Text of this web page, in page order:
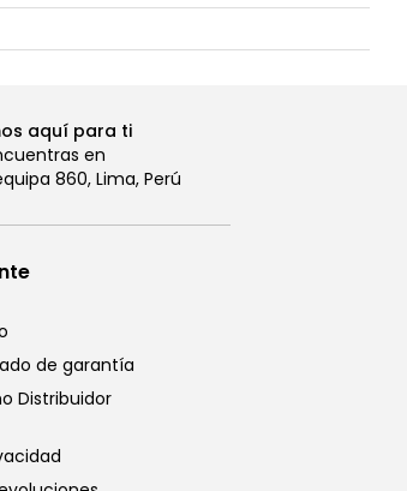
aquí para ti
en
860, Lima, Perú
de garantía
Distribuidor